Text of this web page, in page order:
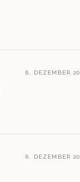
6. DEZEMBER
6. DEZEMBER